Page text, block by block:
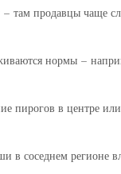
там продавцы чаще
нормы –
пирогов в центре
в соседнем регионе